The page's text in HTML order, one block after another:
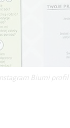
Biumi profil